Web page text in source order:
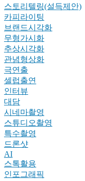
스토리텔링(설득제안)
카피라이팅
브랜드시각화
무형가시화
추상시각화
관념형상화
극연출
셀럽출연
인터뷰
대담
시네마촬영
스튜디오촬영
특수촬영
드론샷
AI
스톡활용
인포그래픽